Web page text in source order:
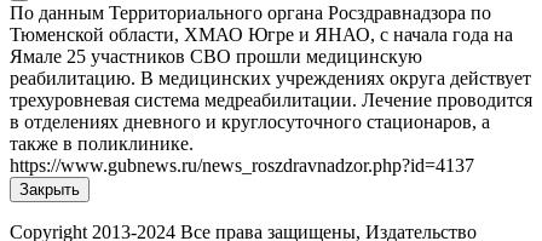
По данным Территориального органа Росздравнадзора по
Тюменской области, ХМАО Югре и ЯНАО, с начала года на
Ямале 25 участников СВО прошли медицинскую
реабилитацию. В медицинских учреждениях округа действует
трехуровневая система медреабилитации. Лечение проводится
в отделениях дневного и круглосуточного стационаров, а
также в поликлинике.
https://www.gubnews.ru/news_roszdravnadzor.php?id=4137
Закрыть
Copyright 2013-2024 Все права защищены, Издательство